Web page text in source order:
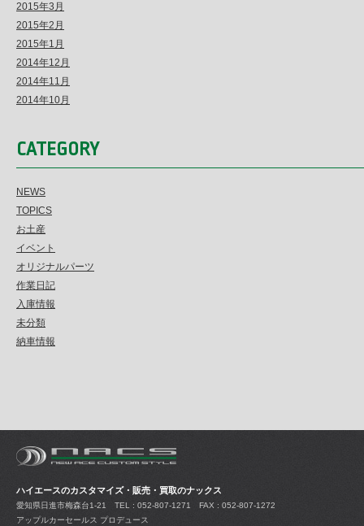
2015年3月
2015年2月
2015年1月
2014年12月
2014年11月
2014年10月
CATEGORY
NEWS
TOPICS
お土産
イベント
オリジナルパーツ
作業日記
入庫情報
未分類
納車情報
ハイエースのカスタマイズ・販売・買取のナックス
愛知県日進市梅森台1-21 TEL : 052-807-1271 FAX : 052-807-1272
アップルカーセールス プロデュース